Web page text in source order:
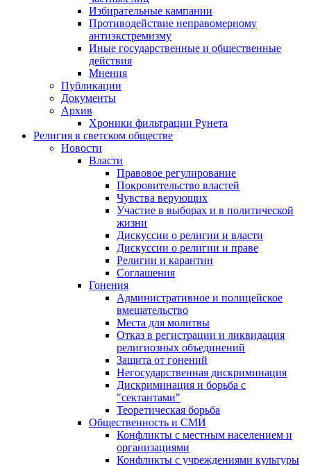
Избирательные кампании
Противодействие неправомерному
антиэкстремизму
Иные государственные и общественные
действия
Мнения
Публикации
Документы
Архив
Хроники фильтрации Рунета
Религия в светском обществе
Новости
Власти
Правовое регулирование
Покровительство властей
Чувства верующих
Участие в выборах и в политической
жизни
Дискуссии о религии и власти
Дискуссии о религии и праве
Религии и карантин
Соглашения
Гонения
Административное и полицейское
вмешательство
Места для молитвы
Отказ в регистрации и ликвидация
религиозных объединений
Защита от гонений
Негосударственная дискриминация
Дискриминация и борьба с
"сектантами"
Теоретическая борьба
Общественность и СМИ
Конфликты с местным населением и
организациями
Конфликты с учреждениями культуры